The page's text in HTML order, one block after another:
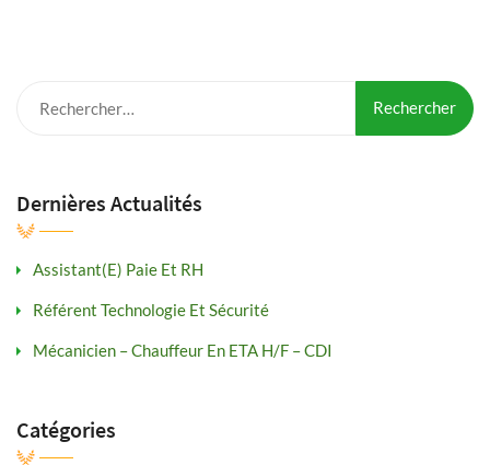
Dernières Actualités
Assistant(e) Paie Et RH
Référent Technologie Et Sécurité
Mécanicien – Chauffeur En ETA H/F – CDI
Catégories